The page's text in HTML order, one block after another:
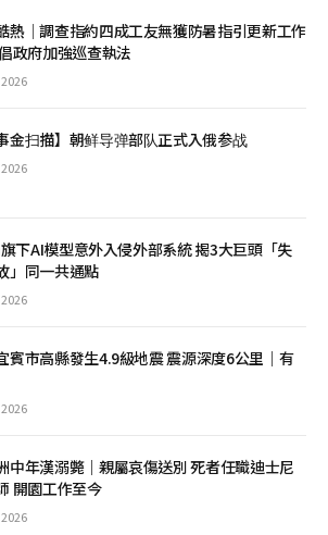
熱│調查指約四成工友無獲防暑指引更新工作
政府加強巡查執法
金扫描】朝鲜导弹部队正式入俄参战
下AI模型意外入侵外部系統 揭3大巨頭「失
」同一共通點
賓市高縣發生4.9級地震 震源深度6公里｜有
中年漢溺斃｜親屬哀傷送別 死者任職迪士尼
開園工作至今